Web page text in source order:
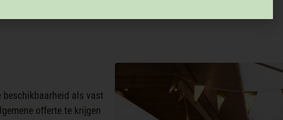
als vast
offerte te krijgen